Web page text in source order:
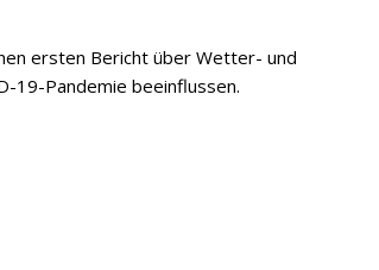
ersten Bericht über Wetter- und
19-Pandemie beeinflussen.